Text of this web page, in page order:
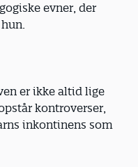
evner, der
er ikke altid lige
kontroverser,
inkontinens som